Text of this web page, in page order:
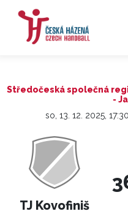
Středočeská společná
-
so, 13. 12. 2025,
TJ Kovofiniš